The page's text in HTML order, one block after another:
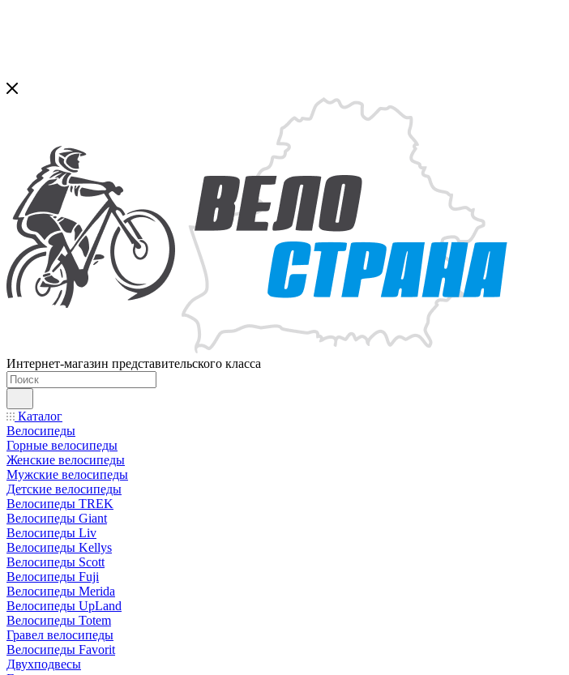
Интернет-магазин представительского класса
Каталог
Велосипеды
Горные велосипеды
Женские велосипеды
Мужские велосипеды
Детские велосипеды
Велосипеды TREK
Велосипеды Giant
Велосипеды Liv
Велосипеды Kellys
Велосипеды Scott
Велосипеды Fuji
Велосипеды Merida
Велосипеды UpLand
Велосипеды Totem
Гравел велосипеды
Велосипеды Favorit
Двухподвесы